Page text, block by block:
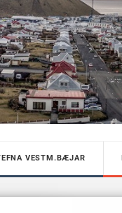
VESTM.BÆJAR